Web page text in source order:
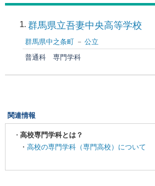
1 群馬県立吾妻中央高等学校
群馬県中之条町
公立
普通科
専門学科
関連情報
高校専門学科とは？
・ 高校の専門学科（専門高校）について